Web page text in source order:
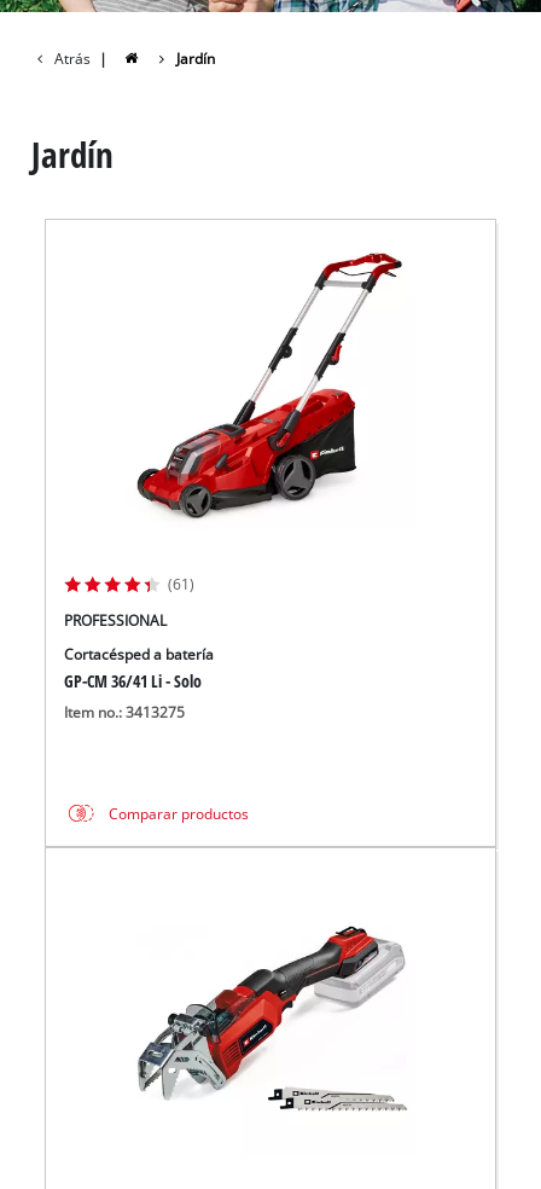
Atrás | Jardín
Jardín
(61)
PROFESSIONAL
Cortacésped a batería
GP-CM 36/41 Li - Solo
Item no.: 3413275
Comparar productos